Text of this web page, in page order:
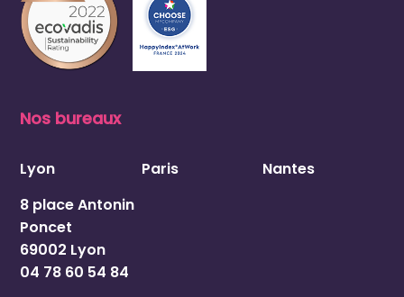
Nos bureaux
Lyon
8 place Antonin
Poncet
69002 Lyon
04 78 60 54 84
Paris Nantes